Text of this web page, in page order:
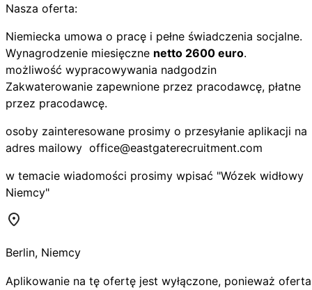
Nasza oferta:
Niemiecka umowa o pracę i pełne świadczenia socjalne.
Wynagrodzenie miesięczne netto 2600 euro.
możliwość wypracowywania nadgodzin
Zakwaterowanie zapewnione przez pracodawcę, płatne
przez pracodawcę.
osoby zainteresowane prosimy o przesyłanie aplikacji na
adres mailowy office@eastgaterecruitment.com
w temacie wiadomości prosimy wpisać "Wózek widłowy
Niemcy"
Berlin, Niemcy
Aplikowanie na tę ofertę jest wyłączone, ponieważ oferta